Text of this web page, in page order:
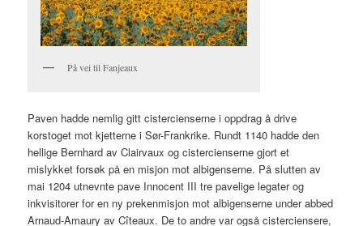
På vei til Fanjeaux
Paven hadde nemlig gitt cistercienserne i oppdrag å drive
korstoget mot kjetterne i Sør-Frankrike. Rundt 1140 hadde den
hellige Bernhard av Clairvaux og cistercienserne gjort et
mislykket forsøk på en misjon mot albigenserne. På slutten av
mai 1204 utnevnte pave Innocent III tre pavelige legater og
inkvisitorer for en ny prekenmisjon mot albigenserne under abbed
Arnaud-Amaury av Cîteaux. De to andre var også cisterciensere,